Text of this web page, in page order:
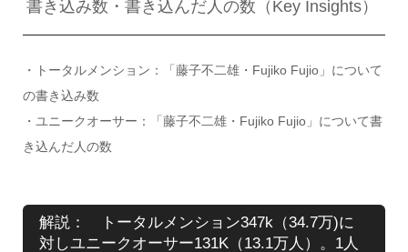
書き込み数・書き込んだ人の数（Key Insights）
・トータルメンション：「藤子不二雄・Fujiko Fujio」について
の書き込み数
・ユニークオーサー：「藤子不二雄・Fujiko Fujio」について書
き込んだ人の数
解説： トータルメンション347k（34.7万)に
対しユニークオーサー131K（13.1万人）。1人